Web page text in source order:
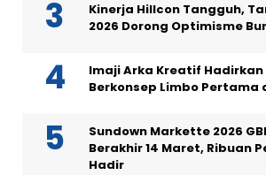
Kinerja Hillcon Tangguh,
2026 Dorong Optimisme
Imaji Arka Kreatif
Berkonsep Limbo Pertama
Sundown Markette 2026
Berakhir 14 Maret, Ribuan
Hadir